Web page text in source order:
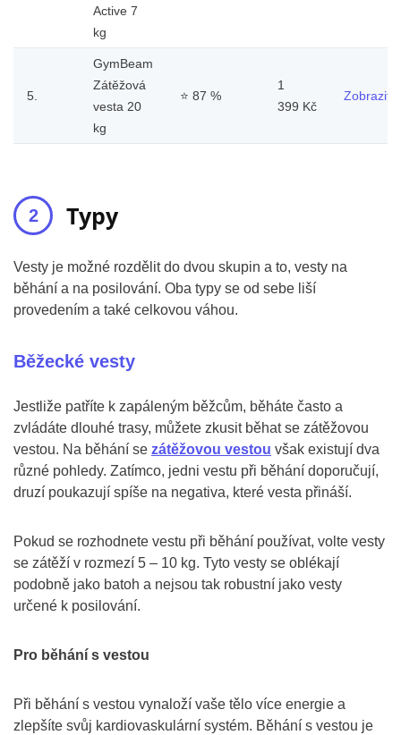
Active 7
kg
5.
GymBeam
Zátěžová
vesta 20
kg
⭐ 87 %
1
399 Kč
Zobrazit
Typy
Vesty je možné rozdělit do dvou skupin a to, vesty na
běhání a na posilování. Oba typy se od sebe liší
provedením a také celkovou váhou.
Běžecké vesty
Jestliže patříte k zapáleným běžcům, běháte často a
zvládáte dlouhé trasy, můžete zkusit běhat se zátěžovou
vestou. Na běhání se zátěžovou vestou však existují dva
různé pohledy. Zatímco, jedni vestu při běhání doporučují,
druzí poukazují spíše na negativa, které vesta přináší.
Pokud se rozhodnete vestu při běhání používat, volte vesty
se zátěží v rozmezí 5 – 10 kg. Tyto vesty se oblékají
podobně jako batoh a nejsou tak robustní jako vesty
určené k posilování.
Pro běhání s vestou
Při běhání s vestou vynaloží vaše tělo více energie a
zlepšíte svůj kardiovaskulární systém. Běhání s vestou je